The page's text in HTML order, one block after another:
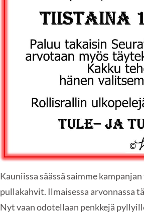
Kauniissa säässä saimme
pullakahvit. Ilmaisessa arvonnassa
Nyt vaan odotellaan penkkejä